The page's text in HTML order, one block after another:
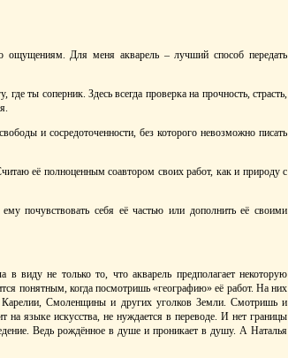
ощущениям. Для меня акварель – лучший способ передать
ты соперник. Здесь всегда проверка на прочность, страсть,
и сосредоточенности, без которого невозможно писать
её полноценным соавтором своих работ, как и природу с
почувствовать себя её частью или дополнить её своими
виду не только то, что акварель предполагает некоторую
понятным, когда посмотришь «географию» её работ. На них
Карелии, Смоленщины и других уголков Земли. Смотришь и
на языке искусства, не нуждается в переводе. И нет границы
Ведь рождённое в душе и проникает в душу. А Наталья